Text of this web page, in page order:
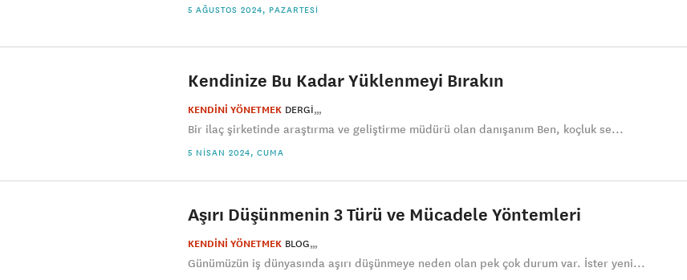
5 AĞUSTOS 2024, PAZARTESI
Kendinize Bu Kadar Yüklenmeyi Bırakın
KENDİNİ YÖNETMEK DERGI
Bir ilaç şirketinde araştırma ve geliştirme müdürü olan danışanım Ben, koçluk se...
5 NISAN 2024, CUMA
Aşırı Düşünmenin 3 Türü ve Mücadele Yöntemleri
KENDİNİ YÖNETMEK BLOG
Günümüzün iş dünyasında aşırı düşünmeye neden olan pek çok durum var. İster yeni...